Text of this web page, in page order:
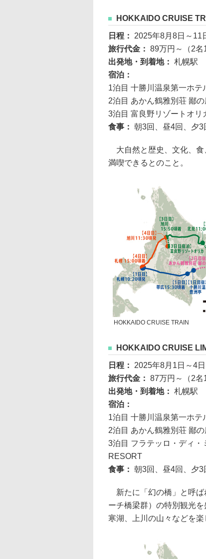
HOKKAIDO CRUISE
日程： 2025年8月8日～11
旅行代金： 89万円～（2名
出発地・到着地： 札幌駅
宿泊：
1泊目 十勝川温泉第一ホテ
2泊目 あかん鶴雅別荘 鄙の
3泊目 富良野リゾートオリ
食事： 朝3回、昼4回、夕3
大自然と歴史、文化、食
満喫できるとのこと。
HOKKAIDO CRUISE TRAIN
HOKKAIDO CRUISE
日程： 2025年8月1日～4
旅行代金： 87万円～（2名
出発地・到着地： 札幌駅
宿泊：
1泊目 十勝川温泉第一ホテ
2泊目 あかん鶴雅別荘 鄙の
3泊目 フラテッロ・ディ・
RESORT
食事： 朝3回、昼4回、夕3
新たに「幻の橋」と呼ば
ーチ橋梁群）の特別観光
寒湖、上川の山々などを楽